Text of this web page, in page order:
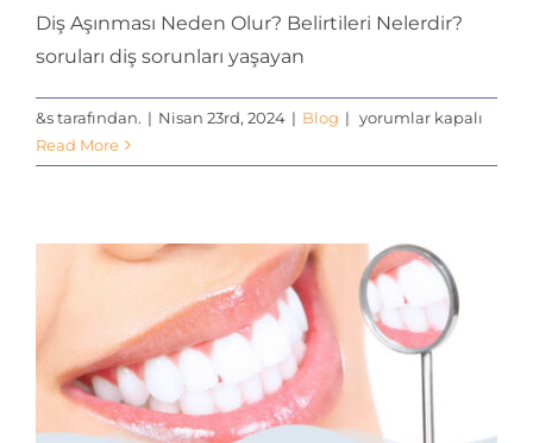
Diş Aşınması Neden Olur? Belirtileri Nelerdir?
soruları diş sorunları yaşayan
&s tarafından. | Nisan 23rd, 2024 | Blog | Diş
Neden
Nasıl
Engellenir?
için
yorumlar kapalı
Read More